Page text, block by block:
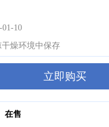
10
燥环境中保存
立即购买
在售